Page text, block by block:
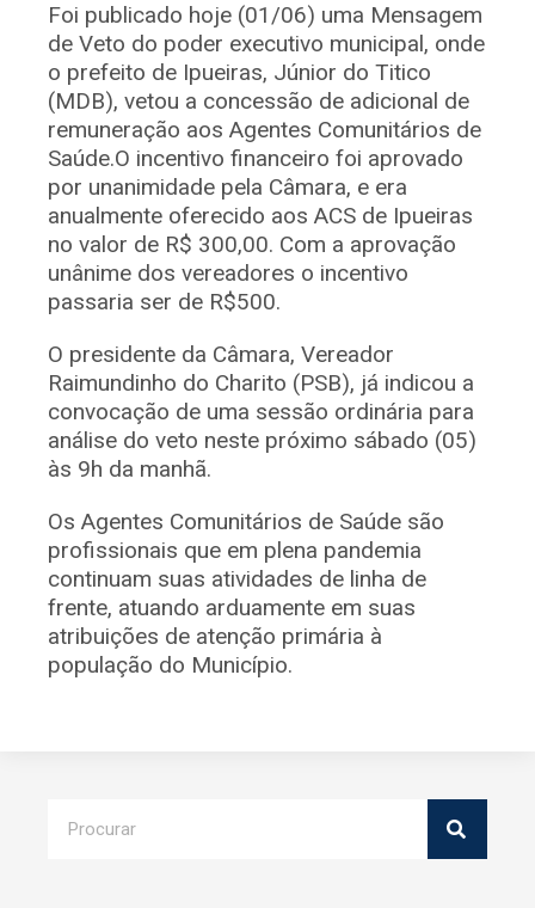
Foi publicado hoje (01/06) uma Mensagem
de Veto do poder executivo municipal, onde
o prefeito de Ipueiras, Júnior do Titico
(MDB), vetou a concessão de adicional de
remuneração aos Agentes Comunitários de
Saúde.O incentivo financeiro foi aprovado
por unanimidade pela Câmara, e era
anualmente oferecido aos ACS de Ipueiras
no valor de R$ 300,00. Com a aprovação
unânime dos vereadores o incentivo
passaria ser de R$500.
O presidente da Câmara, Vereador
Raimundinho do Charito (PSB), já indicou a
convocação de uma sessão ordinária para
análise do veto neste próximo sábado (05)
às 9h da manhã.
Os Agentes Comunitários de Saúde são
profissionais que em plena pandemia
continuam suas atividades de linha de
frente, atuando arduamente em suas
atribuições de atenção primária à
população do Município.